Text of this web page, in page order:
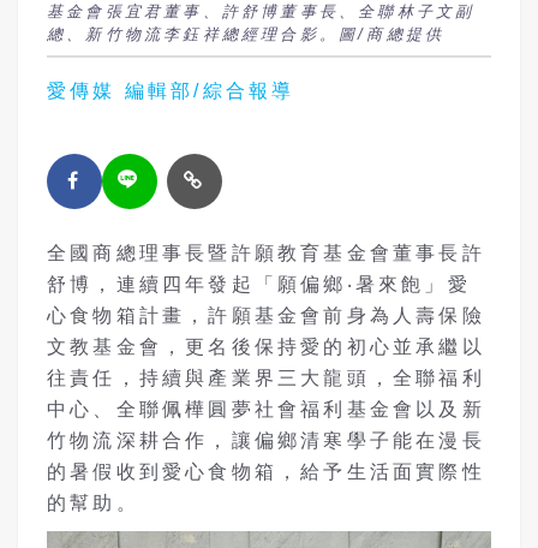
基金會張宜君董事、許舒博董事長、全聯林子文副
總、新竹物流李鈺祥總經理合影。圖/商總提供
愛傳媒 編輯部/綜合報導
全國商總理事長暨許願教育基金會董事長許
舒博，連續四年發起「願偏鄉‧暑來飽」愛
心食物箱計畫，許願基金會前身為人壽保險
文教基金會，更名後保持愛的初心並承繼以
往責任，持續與產業界三大龍頭，全聯福利
中心、全聯佩樺圓夢社會福利基金會以及新
竹物流深耕合作，讓偏鄉清寒學子能在漫長
的暑假收到愛心食物箱，給予生活面實際性
的幫助。